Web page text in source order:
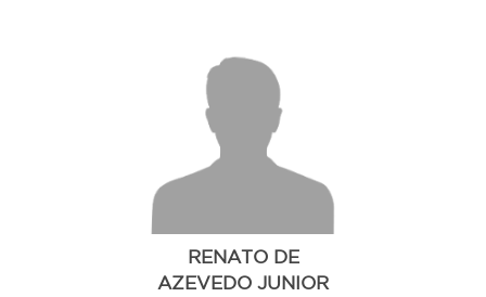
RENATO DE
AZEVEDO JUNIOR